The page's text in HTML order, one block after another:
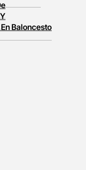
Baloncesto